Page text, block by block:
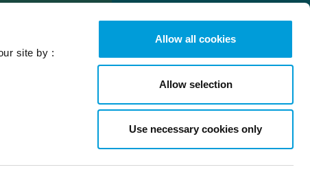
site by :
Allow all cookies
Allow selection
Use necessary cookies only